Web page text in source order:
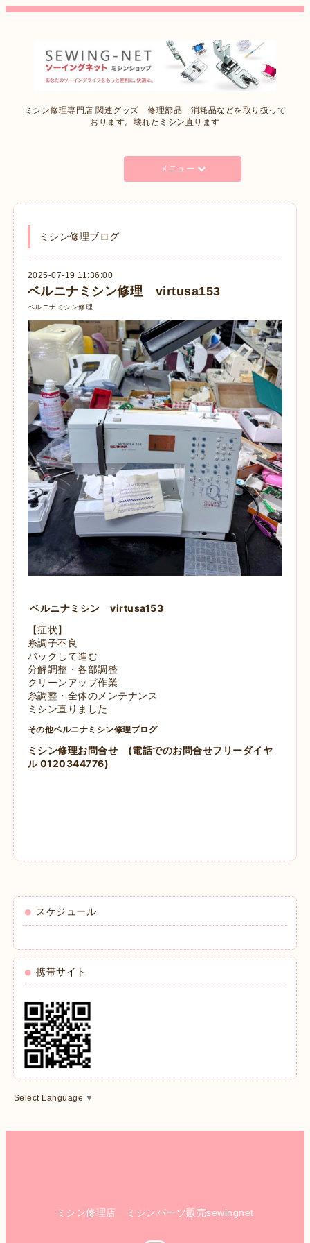
ミシン修理専門店 関連グッズ 修理部品 消耗品などを取り扱って
おります。壊れたミシン直ります
メニュー
ミシン修理ブログ
2025-07-19 11:36:00
ベルニナミシン修理 virtusa153
ベルニナミシン修理
ベルニナミシン virtusa153
【症状】
糸調子不良
バックして進む
分解調整・各部調整
クリーンアップ作業
糸調整・全体のメンテナンス
ミシン直りました
その他ベルニナミシン修理ブログ
ミシン修理お問合せ
(電話でのお問合せフリーダイヤ
ル 0120344776)
スケジュール
携帯サイト
Select Language ▼
ミシン修理店 ミシンパーツ販売sewingnet